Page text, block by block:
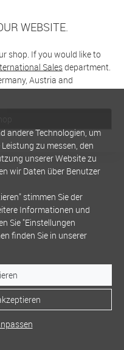
WEBSITE.
shop. If you would like to
Salesdepartment.
Austria and
andere Technologien, um
zu messen, den
unserer Website zu
wir Daten über Benutzer
stimmen Sie der
Informationen und
Sie "Einstellungen
finden Sie in unserer